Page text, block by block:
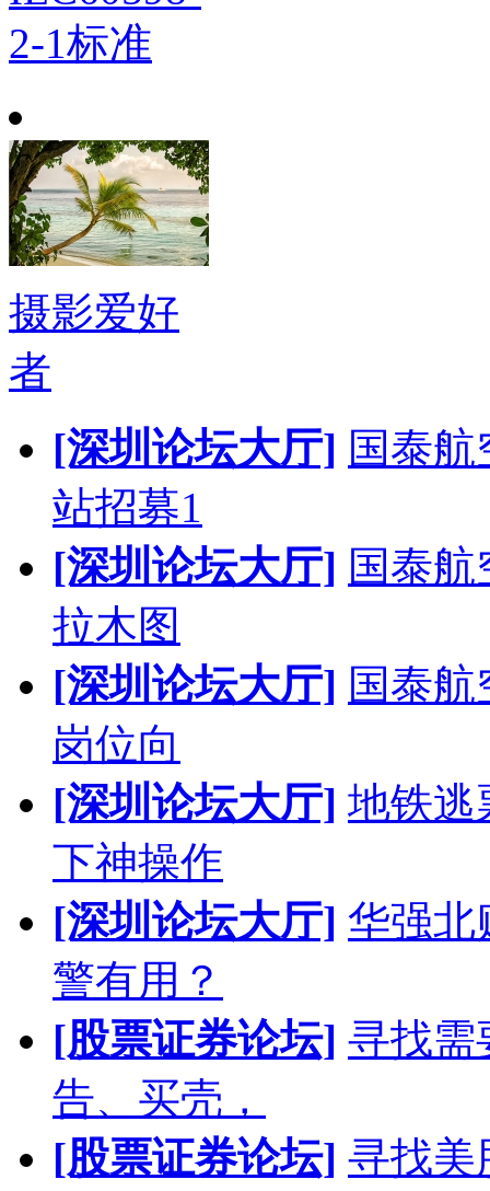
2-1标准
摄影爱好
者
[深圳论坛大厅] 国泰
站招募1
[深圳论坛大厅] 国泰
拉木图
[深圳论坛大厅] 国泰
岗位向
[深圳论坛大厅] 地铁逃
下神操作
[深圳论坛大厅] 华强北
警有用？
[股票证券论坛] 寻找需
告、买壳，
[股票证券论坛] 寻找美